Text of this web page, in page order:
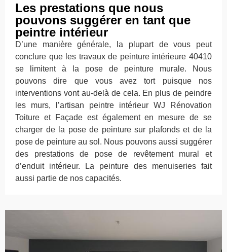
Les prestations que nous
pouvons suggérer en tant que
peintre intérieur
D’une manière générale, la plupart de vous peut
conclure que les travaux de peinture intérieure 40410
se limitent à la pose de peinture murale. Nous
pouvons dire que vous avez tort puisque nos
interventions vont au-delà de cela. En plus de peindre
les murs, l’artisan peintre intérieur WJ Rénovation
Toiture et Façade est également en mesure de se
charger de la pose de peinture sur plafonds et de la
pose de peinture au sol. Nous pouvons aussi suggérer
des prestations de pose de revêtement mural et
d’enduit intérieur. La peinture des menuiseries fait
aussi partie de nos capacités.